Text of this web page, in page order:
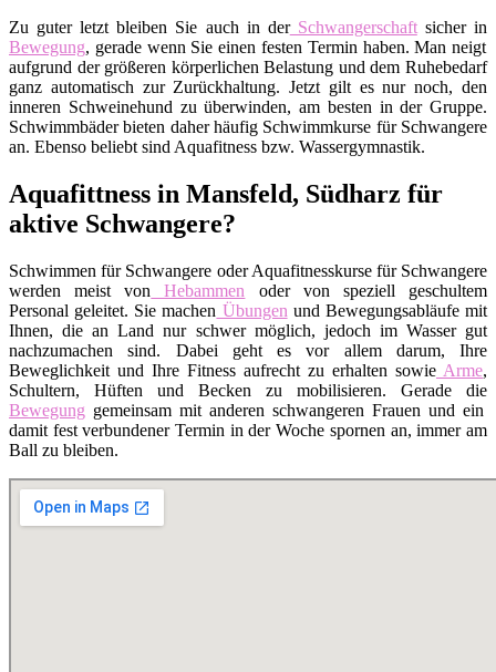
Zu guter letzt bleiben Sie auch in derSchwangerschaftsicher in
Bewegung, gerade wenn Sie einen festen Termin haben. Man neigt
aufgrund der größeren körperlichen Belastung und dem Ruhebedarf
ganz automatisch zur Zurückhaltung. Jetzt gilt es nur noch, den
inneren Schweinehund zu überwinden, am besten in der Gruppe.
Schwimmbäder bieten daher häufig Schwimmkurse für Schwangere
an. Ebenso beliebt sind Aquafitness bzw. Wassergymnastik.
Aquafittness in Mansfeld, Südharz für
aktive Schwangere?
Schwimmen für Schwangere oder Aquafitnesskurse für Schwangere
werden meist von Hebammen oder von speziell geschultem
Personal geleitet. Sie machen Übungen und Bewegungsabläufe mit
Ihnen, die an Land nur schwer möglich, jedoch im Wasser gut
nachzumachen sind. Dabei geht es vor allem darum, Ihre
Beweglichkeit und Ihre Fitness aufrecht zu erhalten sowie Arme,
Schultern, Hüften und Becken zu mobilisieren. Gerade die
Bewegung gemeinsam mit anderen schwangeren Frauen und ein
damit fest verbundener Termin in der Woche spornen an, immer am
Ball zu bleiben.